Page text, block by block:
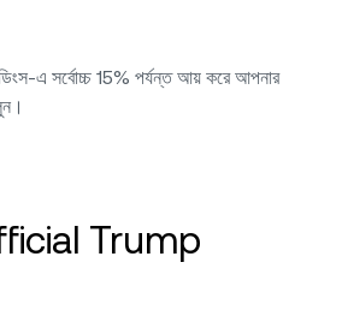
এ সর্বোচ্চ 15% পর্যন্ত আয় করে আপনার
Trump